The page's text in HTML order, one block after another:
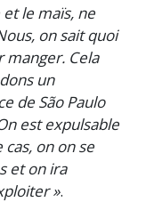
le maïs, ne
on sait quoi
manger. Cela
un
de São Paulo
est expulsable
on on se
et on ira
».